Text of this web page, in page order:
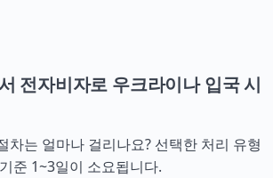
전자비자로 우크라이나 입국 시
차는 얼마나 걸리나요? 선택한 처리 유형
준 1~3일이 소요됩니다.